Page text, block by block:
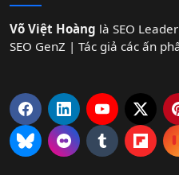
Võ Việt Hoàng là SEO
SEO GenZ | Tác giả các ấn